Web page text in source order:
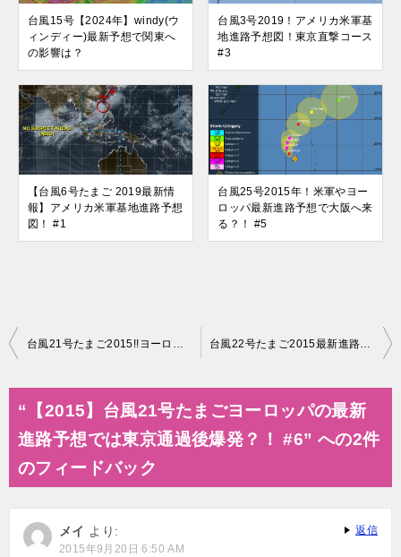
台風15号【2024年】windy(ウ
ィンディー)最新予想で関東へ
の影響は？
台風3号2019！アメリカ米軍基
地進路予想図！東京直撃コース
#3
【台風6号たまご 2019最新情
報】アメリカ米軍基地進路予想
図！ #1
台風25号2015年！米軍やヨー
ロッパ最新進路予想で大阪へ来
る？！ #5
投
ビ
ー
ョ
台風21号たまご2015!!ヨーロッパ米軍最新進路予想は沖縄～大阪？ #5 台風22号たまご2015最新進路！ヨーロッパ米軍予想は越境台風？ #2
“【2015】台風21号たまごヨーロッパの最新
進路予想では東京通過後爆発？！ #6” への2件
のフィードバック
メイ より:
2015年9月20日 6:50 AM
返信